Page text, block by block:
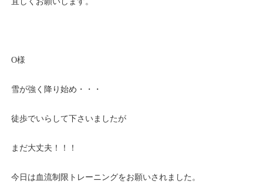
O様
雪が強く降り始め・・・
徒歩でいらして下さいましたが
まだ大丈夫！！！
今日は血流制限トレーニングをお願いされました。